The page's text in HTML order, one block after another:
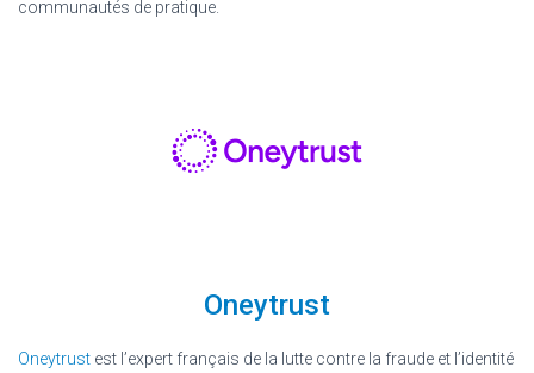
communautés de pratique.
Oneytrust
Oneytrust est l’expert français de la lutte contre la fraude et l’identité